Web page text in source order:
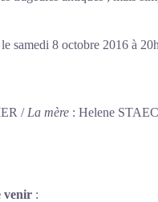
samedi 8 octobre 2016 à
/ La mère : Helene
venir :